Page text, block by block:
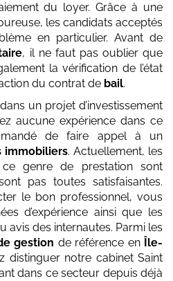
du loyer. Grâce à une
les candidats acceptés
en particulier. Avant de
, il ne faut pas oublier que
la vérification de l’état
du contrat de bail.
un projet d’investissement
aucune expérience dans ce
de faire appel à un
immobiliers. Actuellement, les
genre de prestation sont
pas toutes satisfaisantes.
le bon professionnel, vous
d’expérience ainsi que les
avis des internautes. Parmi les
gestion de référence en Île-
distinguer notre cabinet Saint
dans ce secteur depuis déjà